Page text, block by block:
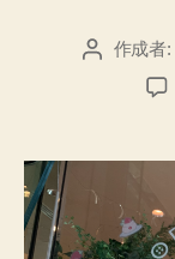
投 作成者: